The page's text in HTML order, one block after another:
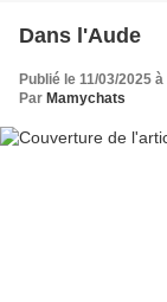
Dans l'Aude
Publié le 11/03/2025
Par Mamychats